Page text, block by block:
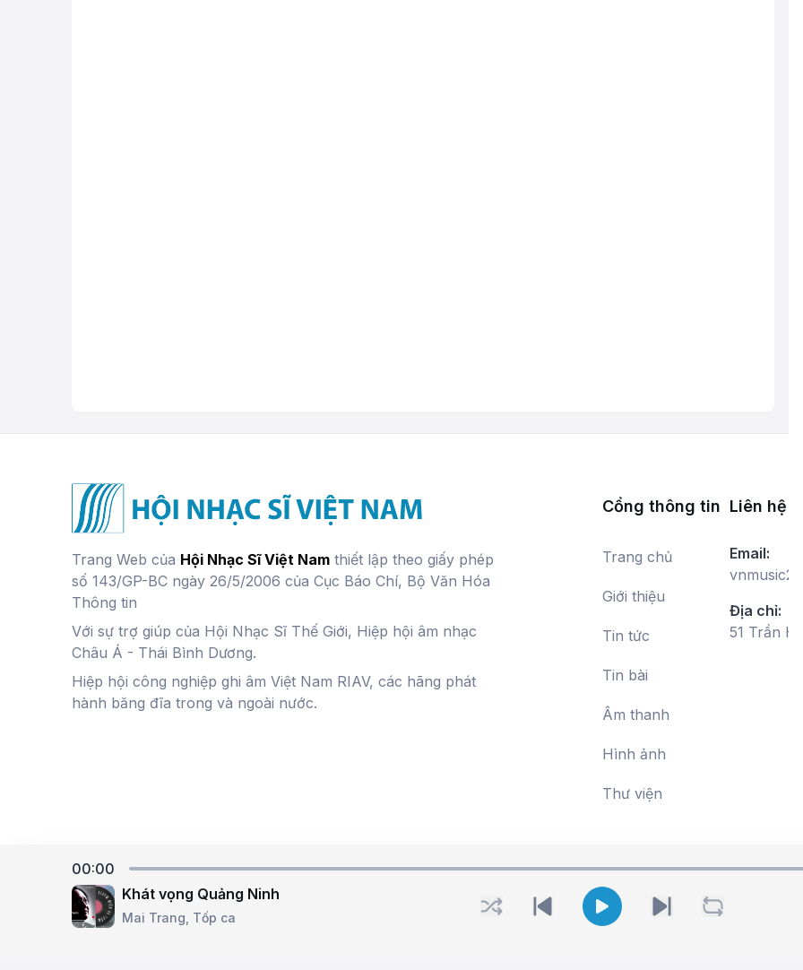
00:00
Khát vọng Quảng Ninh
Mai Trang, Tốp ca
Trang Web của Hội Nhạc Sĩ Việt Nam thiết lập theo giấy phép
số 143/GP-BC ngày 26/5/2006 của Cục Báo Chí, Bộ Văn Hóa
Thông tin
Với sự trợ giúp của Hội Nhạc Sĩ Thế Giới, Hiệp hội âm nhạc
Châu Á - Thái Bình Dương.
Hiệp hội công nghiệp ghi âm Việt Nam RIAV, các hãng phát
hành băng đĩa trong và ngoài nước.
Cổng thông tin
Trang chủ
Giới thiệu
Tin tức
Tin bài
Âm thanh
Hình ảnh
Thư viện
Liên hệ
Email:
Địa chỉ:
51 Trần
Powered by